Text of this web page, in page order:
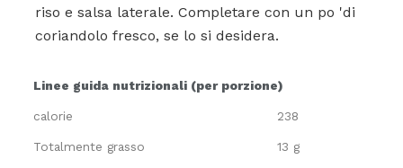
riso e salsa laterale. Completare con un po 'di
coriandolo fresco, se lo si desidera.
Linee guida nutrizionali (per porzione)
calorie 238
Totalmente grasso 13 g